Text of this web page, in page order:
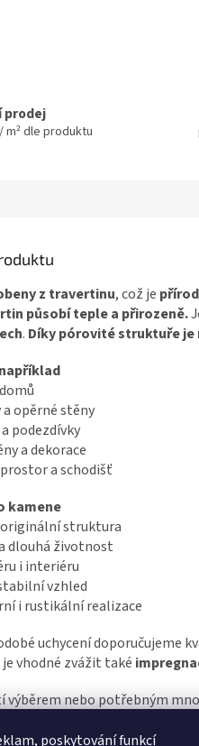
poskytování funkcí
prodej
m² dle produktu
z travertinu, což je
působí teple a přirozeně.
. Díky pórovité struktuře
opěrné stěny
podezdívky
a dekorace
a schodišť
kamene
struktura
dlouhá životnost
i interiéru
vzhled
i rustikální realizace
uchycení doporučujeme
vhodné zvážit také
výběrem nebo potřebným